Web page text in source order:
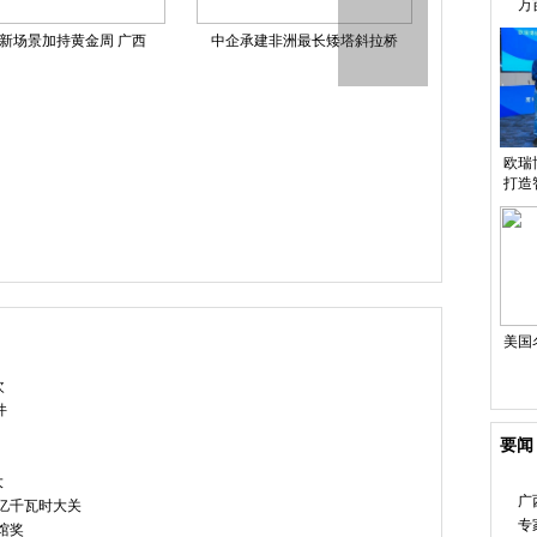
场景加持黄金周 广西 中企承建非洲最长矮塔斜拉桥 双汇参展
第二届无
千瓦时大关
奖
万
欧瑞
打造
美国
要闻
广
专